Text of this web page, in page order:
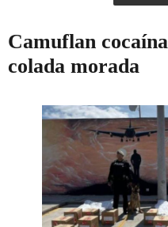
Camuflan
colada morada